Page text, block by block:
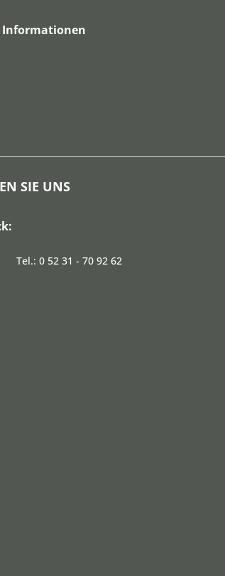
Informationen
SIE UNS
Tel.: 0 52 31 - 70 92 62